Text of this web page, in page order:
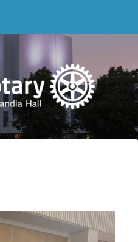
Finlandia Hall Rotaryklubi ry